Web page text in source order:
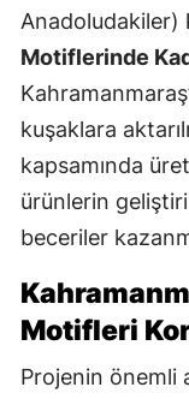
Anadoludakiler)
Motiflerinde
kuşaklara
kapsamında
ürünlerin
beceriler
Motifleri
Projenin önemli